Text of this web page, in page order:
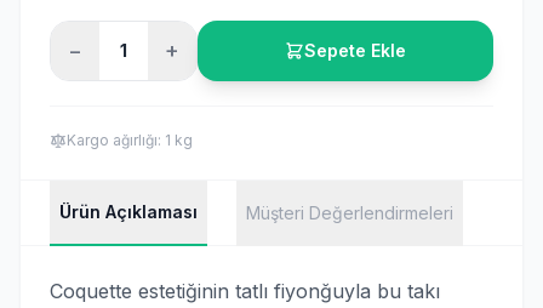
− + Sepete Ekle
Kargo ağırlığı: 1 kg
Ürün Açıklaması Müşteri Değerlendirmeleri
Coquette estetiğinin tatlı fiyonğuyla bu takı